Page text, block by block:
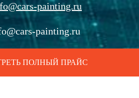
painting.ru
painting.ru
ПОЛНЫЙ ПРАЙС